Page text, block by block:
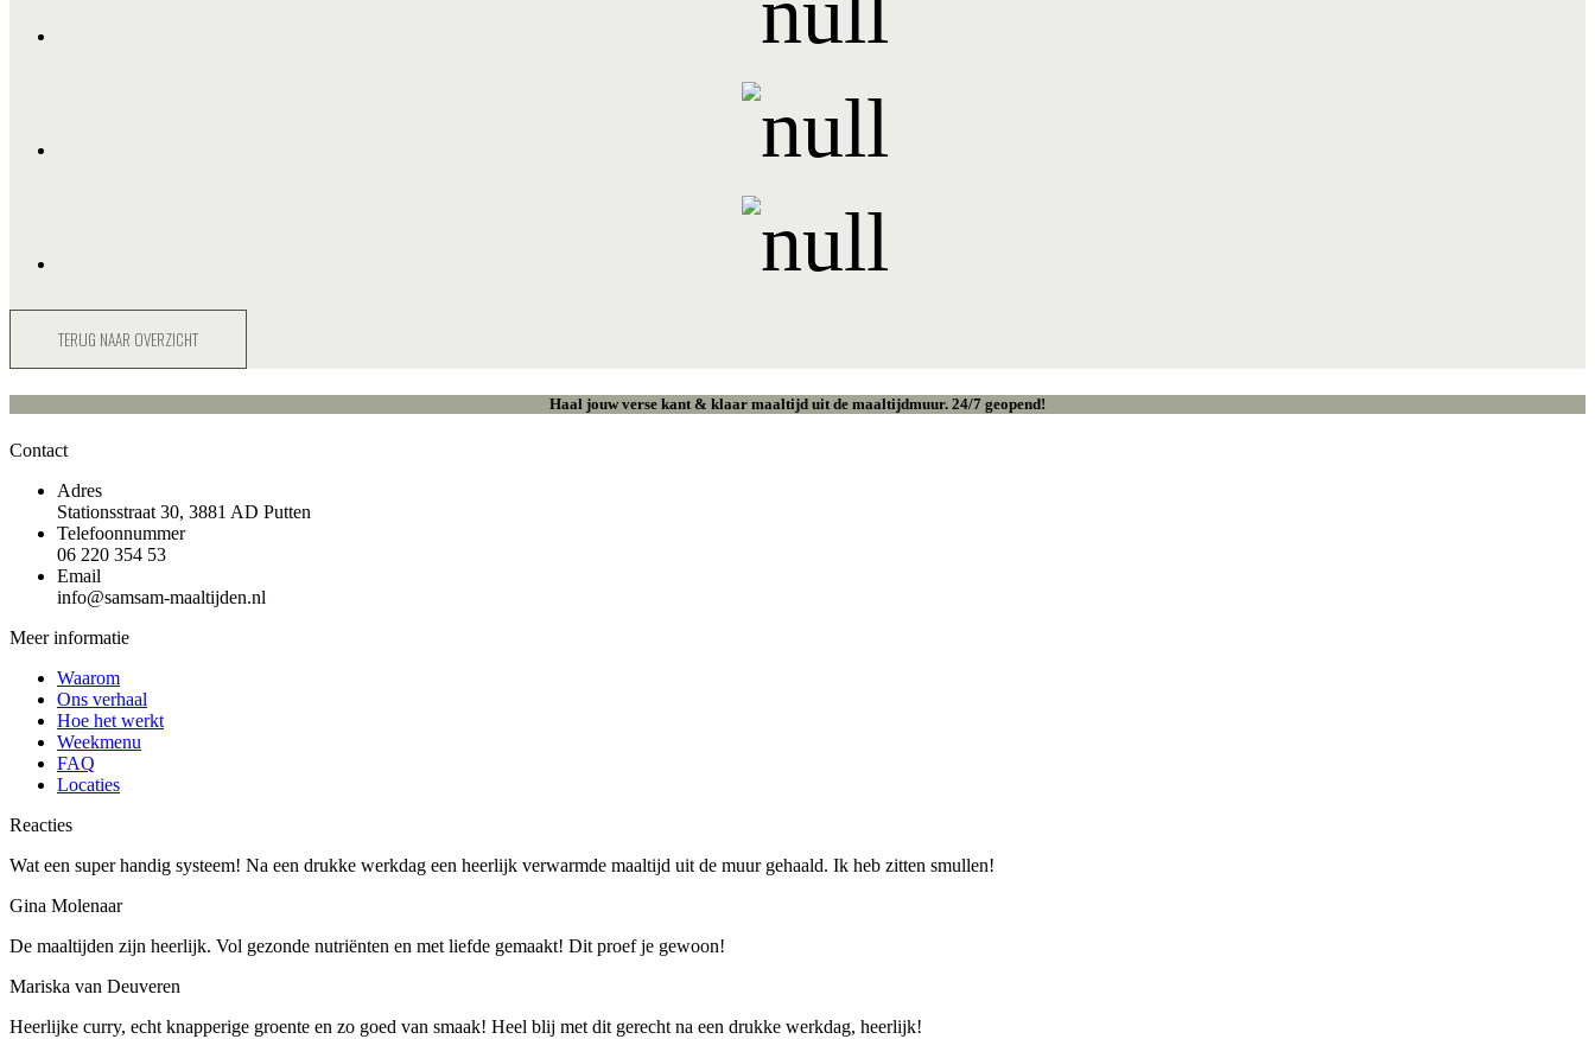
TERUG NAAR OVERZICHT
Haal jouw verse kant & klaar maaltijd uit de maaltijdmuur. 24/7 geopend!
Contact
Adres
Stationsstraat 30, 3881 AD Putten
Telefoonnummer
06 220 354 53
Email
info@samsam-maaltijden.nl
Meer informatie
Waarom
Ons verhaal
Hoe het werkt
Weekmenu
FAQ
Locaties
Reacties
Wat een super handig systeem! Na een drukke werkdag een heerlijk verwarmde maaltijd uit de muur gehaald. Ik heb zitten smullen!
Gina Molenaar
De maaltijden zijn heerlijk. Vol gezonde nutriënten en met liefde gemaakt! Dit proef je gewoon!
Mariska van Deuveren
Heerlijke curry, echt knapperige groente en zo goed van smaak! Heel blij met dit gerecht na een drukke werkdag, heerlijk!